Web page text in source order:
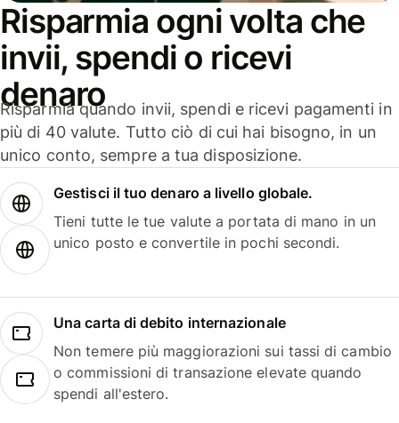
Risparmia ogni volta che
invii, spendi o ricevi
denaro
Risparmia quando invii, spendi e ricevi pagamenti in
più di 40 valute. Tutto ciò di cui hai bisogno, in un
unico conto, sempre a tua disposizione.
Gestisci il tuo denaro a livello globale.
Tieni tutte le tue valute a portata di mano in un
unico posto e convertile in pochi secondi.
Una carta di debito internazionale
Non temere più maggiorazioni sui tassi di cambio
o commissioni di transazione elevate quando
spendi all'estero.